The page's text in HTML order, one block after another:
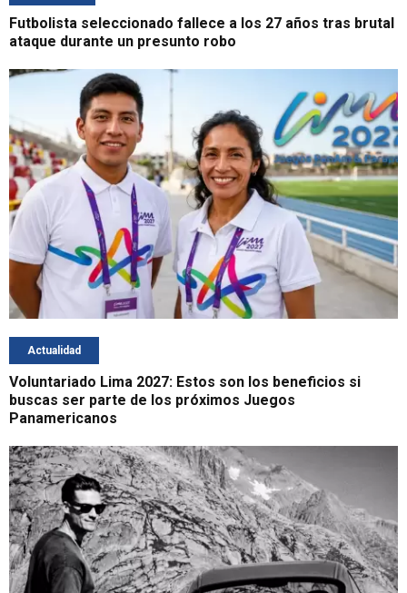
Futbolista seleccionado fallece a los 27 años tras brutal
ataque durante un presunto robo
Actualidad
Voluntariado Lima 2027: Estos son los beneficios si
buscas ser parte de los próximos Juegos
Panamericanos